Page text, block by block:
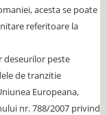
acesta se poate
referitoare la
deseurilor peste
de tranzitie
Europeana,
nr. 788/2007 privind